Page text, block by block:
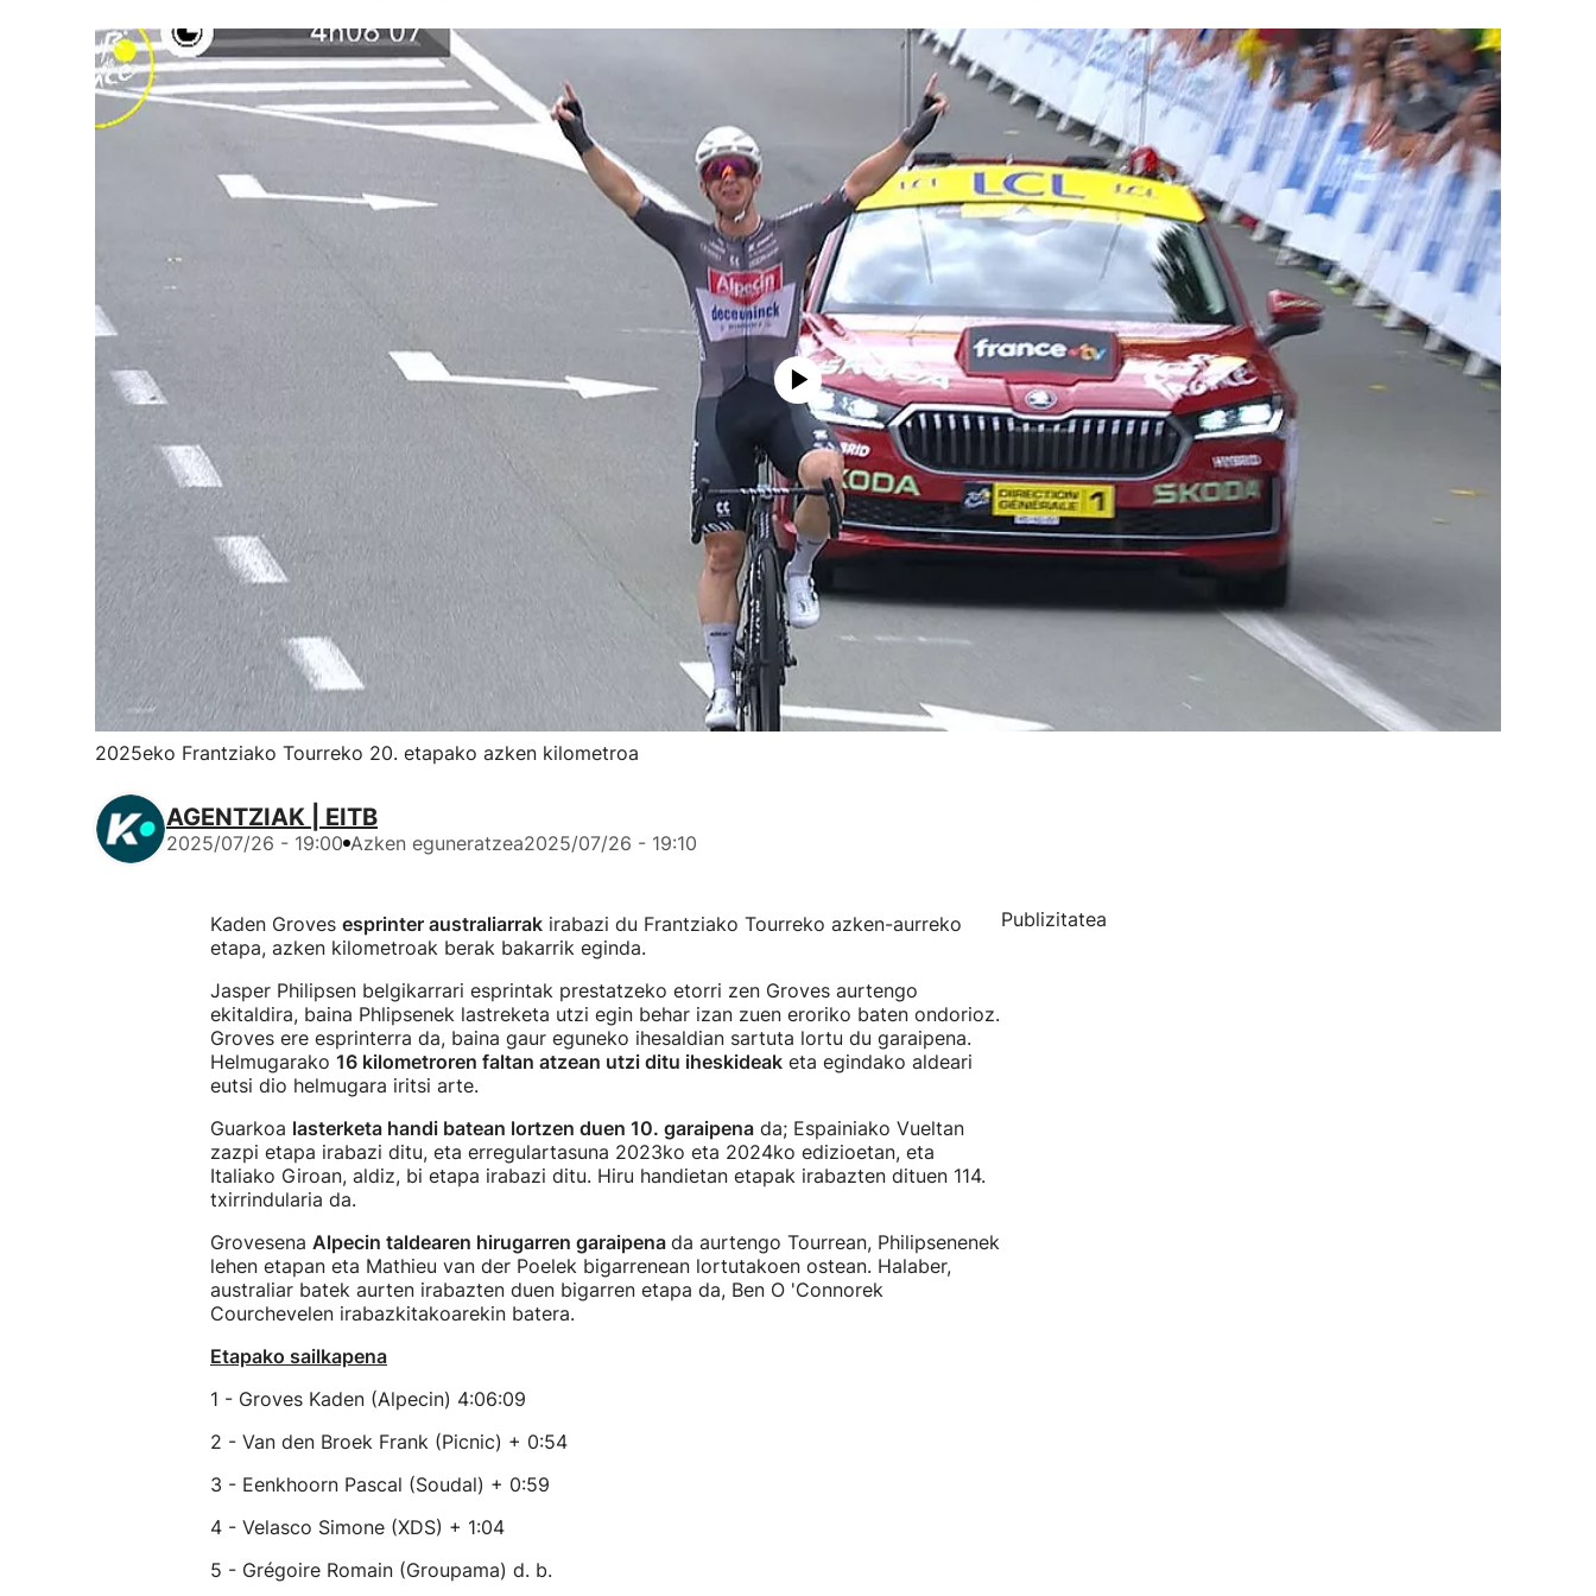
2025eko Frantziako Tourreko 20. etapako azken kilometroa
AGENTZIAK | EITB
2025/07/26 - 19:00 Azken eguneratzea2025/07/26 - 19:10
Kaden Groves esprinter australiarrak irabazi du Frantziako Tourreko azken-aurreko
etapa, azken kilometroak berak bakarrik eginda.
Jasper Philipsen belgikarrari esprintak prestatzeko etorri zen Groves aurtengo
ekitaldira, baina Phlipsenek lastreketa utzi egin behar izan zuen eroriko baten ondorioz.
Groves ere esprinterra da, baina gaur eguneko ihesaldian sartuta lortu du garaipena.
Helmugarako 16 kilometroren faltan atzean utzi ditu iheskideak eta egindako aldeari
eutsi dio helmugara iritsi arte.
Guarkoa lasterketa handi batean lortzen duen 10. garaipena da; Espainiako Vueltan
zazpi etapa irabazi ditu, eta erregulartasuna 2023ko eta 2024ko edizioetan, eta
Italiako Giroan, aldiz, bi etapa irabazi ditu. Hiru handietan etapak irabazten dituen 114.
txirrindularia da.
Grovesena Alpecin taldearen hirugarren garaipena da aurtengo Tourrean, Philipsenenek
lehen etapan eta Mathieu van der Poelek bigarrenean lortutakoen ostean. Halaber,
australiar batek aurten irabazten duen bigarren etapa da, Ben O 'Connorek
Courchevelen irabazkitakoarekin batera.
Etapako sailkapena
1 - Groves Kaden (Alpecin) 4:06:09
2 - Van den Broek Frank (Picnic) + 0:54
3 - Eenkhoorn Pascal (Soudal) + 0:59
4 - Velasco Simone (XDS) + 1:04
5 - Grégoire Romain (Groupama) d. b.
Publizitatea